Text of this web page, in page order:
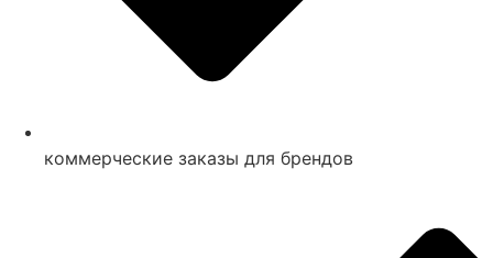
коммерческие заказы для брендов